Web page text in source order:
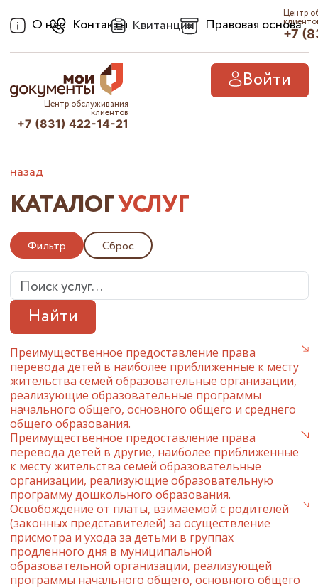
О нас Контакты Квитанции Правовая основа
Центр
+7
Войти
Центр обслуживания
клиентов
+7 (831) 422-14-21
назад
КАТАЛОГУСЛУГ
Фильтр Сброс
Найти
Преимущественное предоставление права
перевода детей в наиболее приближенные к месту
жительства семей образовательные организации,
реализующие образовательные программы
начального общего, основного общего и среднего
общего образования.
Преимущественное предоставление права
перевода детей в другие, наиболее приближенные
к месту жительства семей образовательные
организации, реализующие образовательную
программу дошкольного образования.
Освобождение от платы, взимаемой с родителей
(законных представителей) за осуществление
присмотра и ухода за детьми в группах
продленного дня в муниципальной
образовательной организации, реализующей
программы начального общего, основного общего